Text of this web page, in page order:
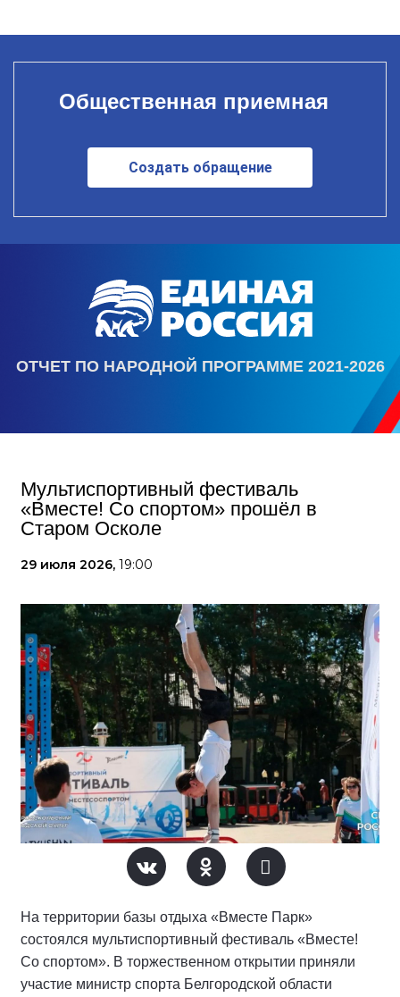
Общественная приемная
Создать обращение
ОТЧЕТ ПО НАРОДНОЙ ПРОГРАММЕ 2021-2026
Мультиспортивный фестиваль
«Вместе! Со спортом» прошёл в
Старом Осколе
29 июля 2026, 19:00
На территории базы отдыха «Вместе Парк»
состоялся мультиспортивный фестиваль «Вместе!
Со спортом». В торжественном открытии приняли
участие министр спорта Белгородской области